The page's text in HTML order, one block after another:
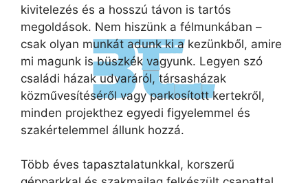
kivitelezés és a hosszú távon is tartós
megoldások. Nem hiszünk a félmunkában –
csak olyan munkát adunk ki a kezünkből, amire
mi magunk is büszkék vagyunk. Legyen szó
családi házak udvaráról, társasházak
közművesítéséről vagy parkosított kertekről,
minden projekthez egyedi figyelemmel és
szakértelemmel állunk hozzá.
Több éves tapasztalatunkkal, korszerű